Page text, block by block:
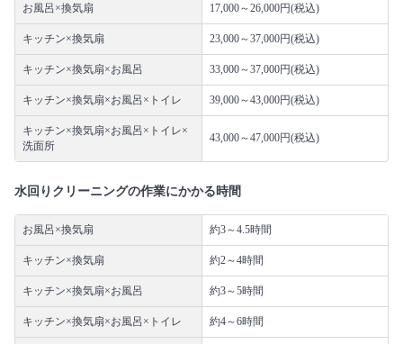
お風呂×換気扇 17,000～26,000円(税込)
キッチン×換気扇 23,000～37,000円(税込)
キッチン×換気扇×お風呂 33,000～37,000円(税込)
キッチン×換気扇×お風呂×トイレ 39,000～43,000円(税込)
キッチン×換気扇×お風呂×トイレ×
洗面所
43,000～47,000円(税込)
水回りクリーニングの作業にかかる時間
お風呂×換気扇 約3～4.5時間
キッチン×換気扇 約2～4時間
キッチン×換気扇×お風呂 約3～5時間
キッチン×換気扇×お風呂×トイレ 約4～6時間